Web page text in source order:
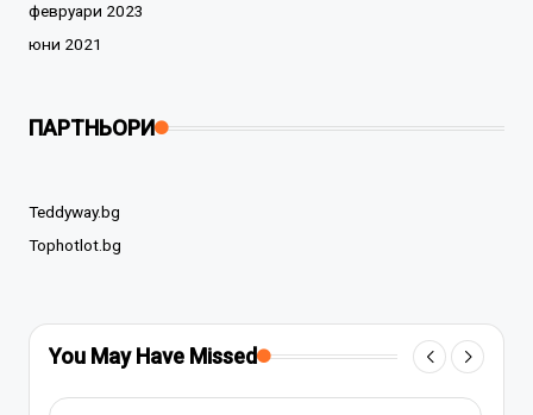
февруари 2023
юни 2021
ПАРТНЬОРИ
Teddyway.bg
Tophotlot.bg
You May Have Missed